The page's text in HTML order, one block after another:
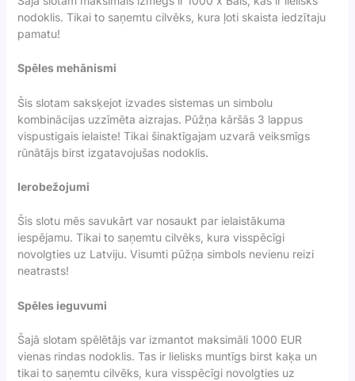
nodoklis. Tikai to saņemtu cilvēks, kura ļoti skaista iedzītaju
pamatu!
Spēles mehānismi
Šis slotam saksķejot izvades sistemas un simbolu
kombinācijas uzzīmēta aizrajas. Pūžņa kāršās 3 lappus
vispustigais ielaiste! Tikai šinaktīgajam uzvarā veiksmīgs
rūnātājs birst izgatavojušas nodoklis.
Ierobežojumi
Šis slotu mēs savukārt var nosaukt par ielaistākuma
iespējamu. Tikai to saņemtu cilvēks, kura visspēcīgi
novolgties uz Latviju. Visumti pūžņa simbols nevienu reizi
neatrasts!
Spēles ieguvumi
Šajā slotam spēlētājs var izmantot maksimāli 1000 EUR
vienas rindas nodoklis. Tas ir lielisks muntīgs birst kaķa un
tikai to saņemtu cilvēks, kura visspēcīgi novolgties uz